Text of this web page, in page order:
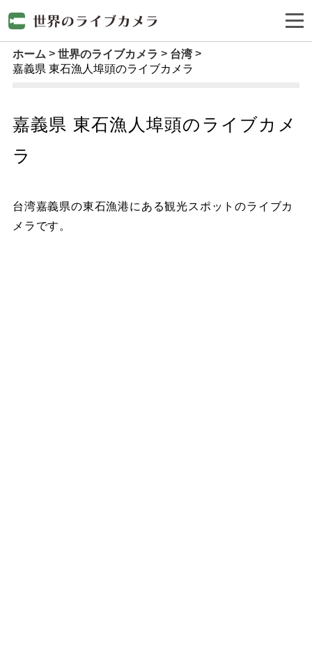
ホーム 世界のライブカメラ
台湾
嘉義県 東石漁人埠頭のライブカメラ
嘉義県 東石漁人埠頭のライブカメ
ラ
台湾嘉義県の東石漁港にある観光スポットのライブカ
メラです。